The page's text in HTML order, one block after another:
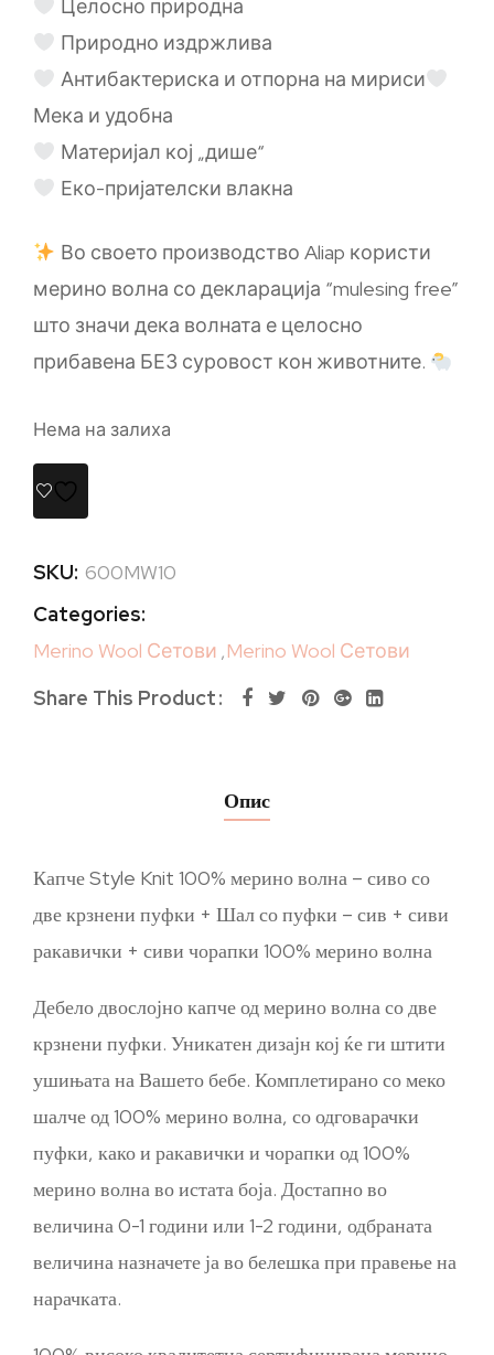
Целосно природна
Природно издржлива
Антибактериска и отпорна на мириси
Мека и удобна
Материјал кој „дише“
Еко-пријателски влакна
Во своето производство Aliap користи
мерино волна со декларација “mulesing free”
што значи дека волната е целосно
прибавена БЕЗ суровост кон животните.
Нема на залиха
SKU: 600MW10
Categories:
Merino Wool Сетови ,Merino Wool Сетови
Share This Product
Опис
Капче Style Knit 100% мерино волна – сиво со
две крзнени пуфки + Шал со пуфки – сив + сиви
ракавички + сиви чорапки 100% мерино волна
Дебело двослојно капче од мерино волна со две
крзнени пуфки. Уникатен дизајн кој ќе ги штити
ушињата на Вашето бебе. Комплетирано со меко
шалче од 100% мерино волна, со одговарачки
пуфки, како и ракавички и чорапки од 100%
мерино волна во истата боја. Достапно во
величина 0-1 години или 1-2 години, одбраната
величина назначете ја во белешка при правење на
нарачката.